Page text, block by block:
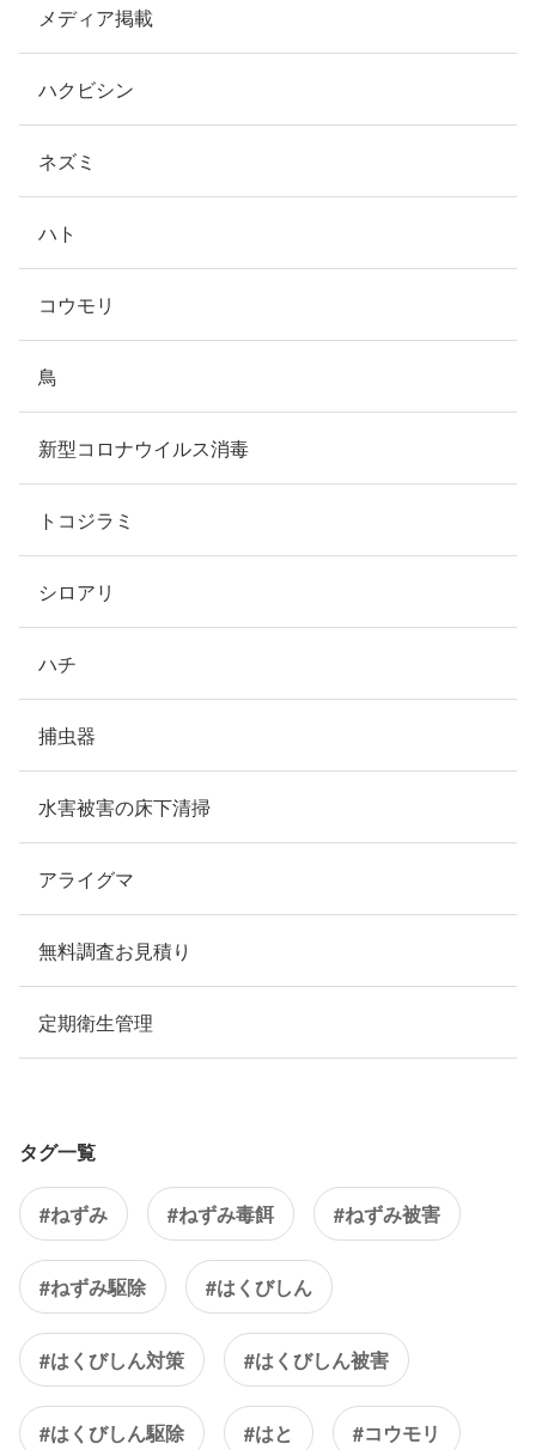
メディア掲載
ハクビシン
ネズミ
ハト
コウモリ
鳥
新型コロナウイルス消毒
トコジラミ
シロアリ
ハチ
捕虫器
水害被害の床下清掃
アライグマ
無料調査お見積り
定期衛生管理
タグ一覧
#ねずみ #ねずみ毒餌 #ねずみ被害
#ねずみ駆除 #はくびしん
#はくびしん対策 #はくびしん被害
#はくびしん駆除 #はと #コウモリ